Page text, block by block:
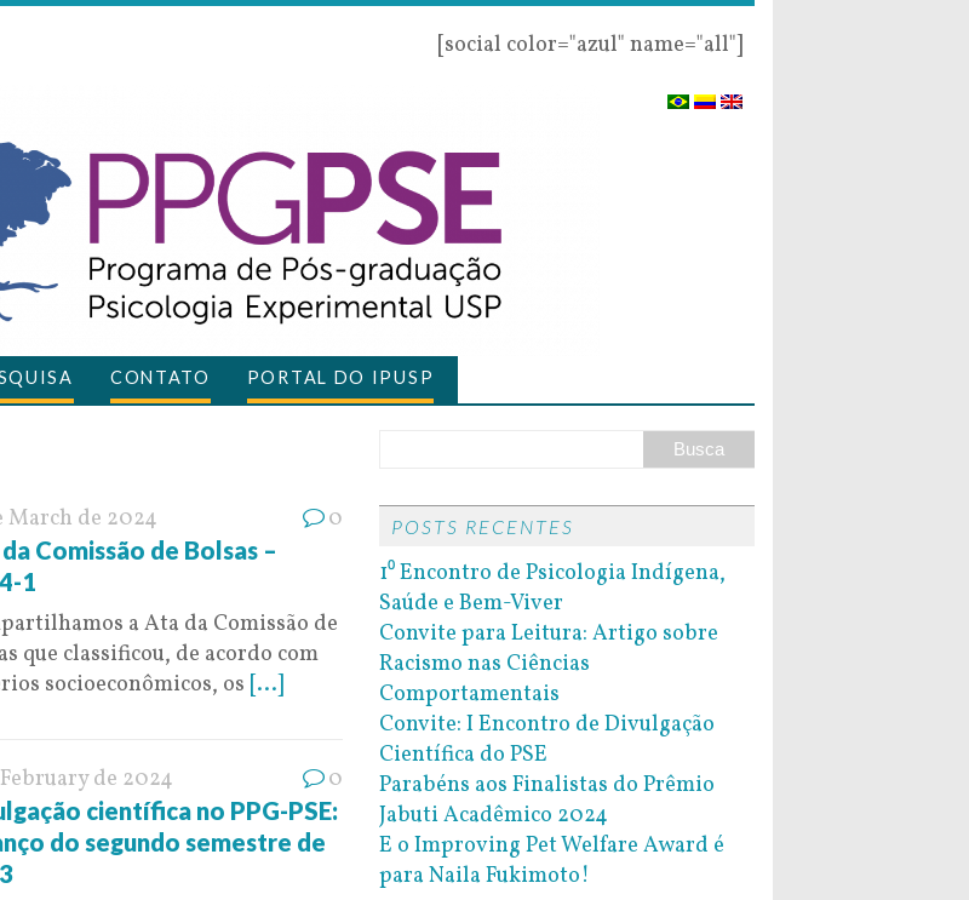
[social color="azul" name="all"]
CONTATO PORTAL DO IPUSP
March de 2024 0
Comissão de Bolsas –
1
a Ata da Comissão de
que classificou, de acordo com
socioeconômicos, os [...]
de 2024 0
científica no PPG-PSE:
do segundo semestre de
POSTS RECENTES
1⁰ Encontro de Psicologia Indígena,
Saúde e Bem-Viver
Convite para Leitura: Artigo sobre
Racismo nas Ciências
Comportamentais
Convite: I Encontro de Divulgação
Científica do PSE
Parabéns aos Finalistas do Prêmio
Jabuti Acadêmico 2024
E o Improving Pet Welfare Award é
para Naila Fukimoto!